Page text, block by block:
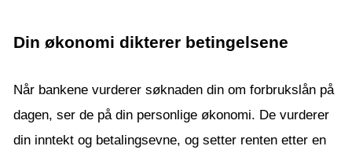
Din økonomi dikterer betingelsene
Når bankene vurderer søknaden din om forbrukslån på
dagen, ser de på din personlige økonomi. De vurderer
din inntekt og betalingsevne, og setter renten etter en